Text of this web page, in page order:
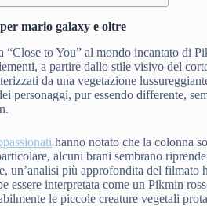
mario galaxy e oltre
“Close to You” al mondo incantato di
a partire dallo stile visivo del
da una vegetazione
personaggi, pur essendo differente,
hanno notato che la colonna
alcuni brani sembrano
un’analisi più approfondita del
essere interpretata come un Pikmin
le piccole creature vegetali